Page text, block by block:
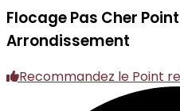
Flocage Pas Cher
Arrondissement
Recommandez le Point